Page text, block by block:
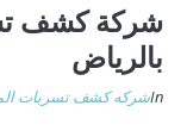
شركة كشف
بالرياض
Inشركه كشف تسربات